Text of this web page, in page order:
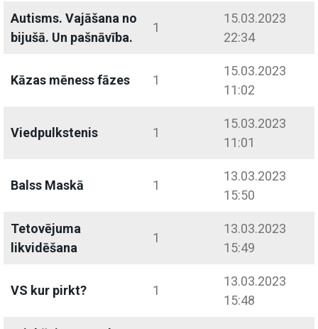
Autisms. Vajāšana no
bijušā. Un pašnāvība.
1
15.03.2023
22:34
Kāzas mēness fāzes 1
15.03.2023
11:02
Viedpulkstenis 1
15.03.2023
11:01
Balss Maskā 1
13.03.2023
15:50
Tetovējuma
likvidēšana
1
13.03.2023
15:49
VS kur pirkt? 1
13.03.2023
15:48